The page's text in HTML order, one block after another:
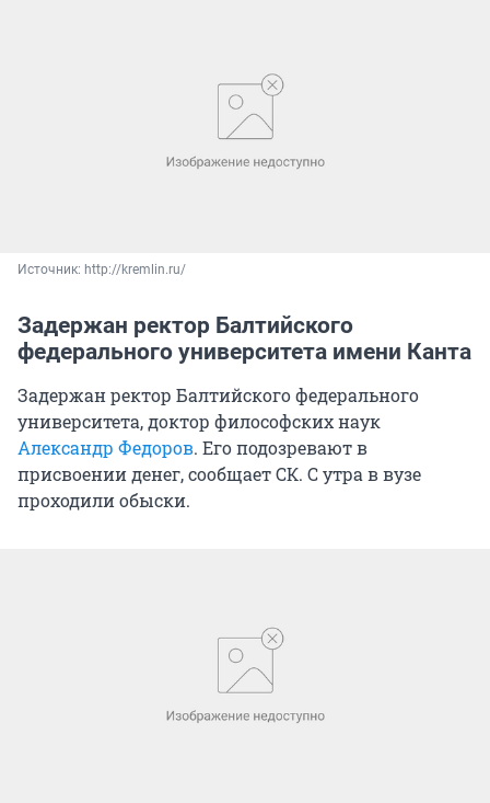
Источник: http://kremlin.ru/
Задержан ректор Балтийского
федерального университета имени Канта
Задержан ректор Балтийского федерального
университета, доктор философских наук
Александр Федоров. Его подозревают в
присвоении денег, сообщает СК. С утра в вузе
проходили обыски.